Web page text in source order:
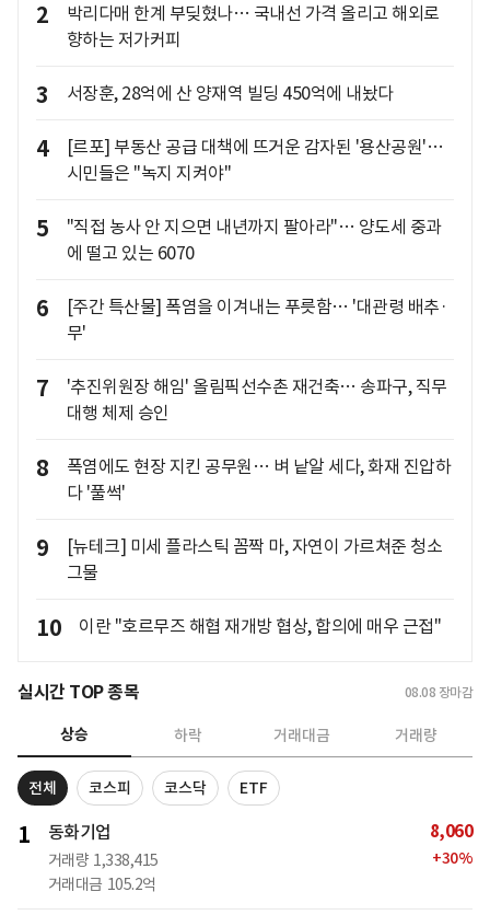
2
박리다매 한계 부딪혔나… 국내선 가격 올리고 해외로
향하는 저가커피
3 서장훈, 28억에 산 양재역 빌딩 450억에 내놨다
4
[르포] 부동산 공급 대책에 뜨거운 감자된 '용산공원'…
시민들은 "녹지 지켜야"
5
"직접 농사 안 지으면 내년까지 팔아라"… 양도세 중과
에 떨고 있는 6070
6
[주간 특산물] 폭염을 이겨내는 푸릇함… '대관령 배추·
무'
7
'추진위원장 해임' 올림픽선수촌 재건축… 송파구, 직무
대행 체제 승인
8
폭염에도 현장 지킨 공무원… 벼 낱알 세다, 화재 진압하
다 '풀썩'
9
[뉴테크] 미세 플라스틱 꼼짝 마, 자연이 가르쳐준 청소
그물
10 이란 "호르무즈 해협 재개방 협상, 합의에 매우 근접"
실시간 TOP 종목 08.08 장마감
상승 하락 거래대금 거래량
전체 코스피 코스닥 ETF
1 동화기업
거래량 1,338,415
거래대금 105.2억
8,060
+30%